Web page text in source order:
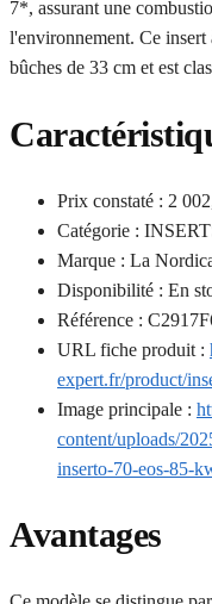
7*, assurant une
l'environnement. Ce insert
bûches de 33 cm et est
Prix constaté : 2
Catégorie :
Marque : La
Disponibilité : En
Référence :
URL fiche produit :
expert.fr/product/
Image principale :
content/uploads/
inserto-70-eos-85-
Avantages